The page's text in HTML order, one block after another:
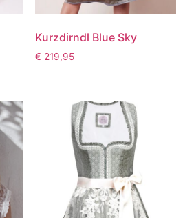
Kurzdirndl Blue Sky
€ 219,95